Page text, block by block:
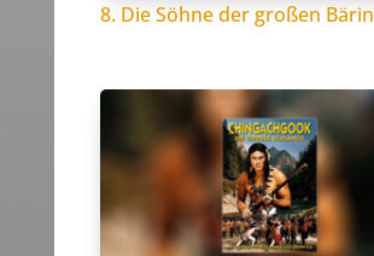
8. Die Söhne der großen Bärin